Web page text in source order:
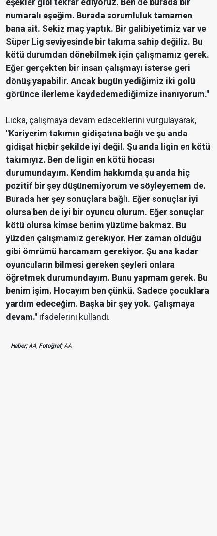
eşekler gibi tekrar ediyoruz. Ben de burada bir
numaralı eşeğim. Burada sorumluluk tamamen
bana ait. Sekiz maç yaptık. Bir galibiyetimiz var ve
Süper Lig seviyesinde bir takıma sahip değiliz. Bu
kötü durumdan dönebilmek için çalışmamız gerek.
Eğer gerçekten bir insan çalışmayı isterse geri
dönüş yapabilir. Ancak bugün yediğimiz iki golü
görünce ilerleme kaydedemediğimize inanıyorum."
Licka, çalışmaya devam edeceklerini vurgulayarak,
"Kariyerim takımın gidişatına bağlı ve şu anda
gidişat hiçbir şekilde iyi değil. Şu anda ligin en kötü
takımıyız. Ben de ligin en kötü hocası
durumundayım. Kendim hakkımda şu anda hiç
pozitif bir şey düşünemiyorum ve söyleyemem de.
Burada her şey sonuçlara bağlı. Eğer sonuçlar iyi
olursa ben de iyi bir oyuncu olurum. Eğer sonuçlar
kötü olursa kimse benim yüzüme bakmaz. Bu
yüzden çalışmamız gerekiyor. Her zaman olduğu
gibi ömrümü harcamam gerekiyor. Şu ana kadar
oyuncuların bilmesi gereken şeyleri onlara
öğretmek durumundayım. Bunu yapmam gerek. Bu
benim işim. Hocayım ben çünkü. Sadece çocuklara
yardım edeceğim. Başka bir şey yok. Çalışmaya
devam." ifadelerini kullandı.
Haber;AA, Fotoğraf;AA